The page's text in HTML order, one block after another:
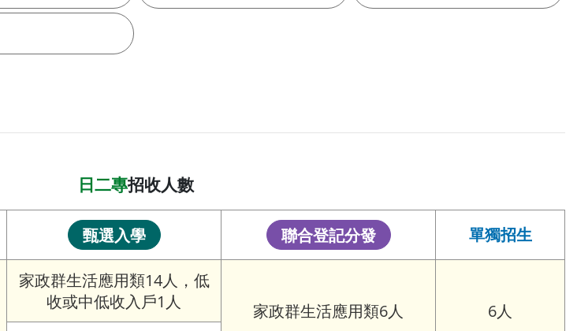
日二專招收人數
甄選入學 聯合登記分發 單獨招生
家政群生活應用類14人，低
收或中低收入戶1人
家政群生活應用類6人
6人